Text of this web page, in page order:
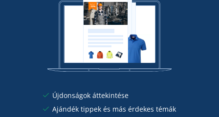
Újdonságok áttekintése
Ajándék tippek és más érdekes témák